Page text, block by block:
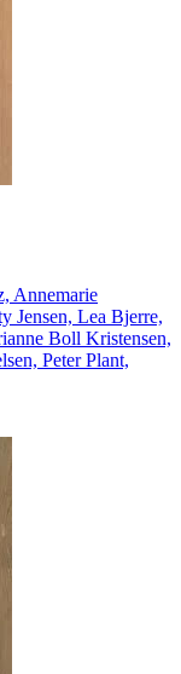
Annemarie
Jensen, Lea Bjerre,
Boll Kristensen,
Peter Plant,